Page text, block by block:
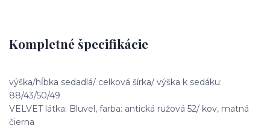
Kompletné špecifikácie
výška/hĺbka sedadlá/ celková šírka/ výška k sedáku:
88/43/50/49
VELVET látka: Bluvel, farba: antická ružová 52/ kov, matná
čierna